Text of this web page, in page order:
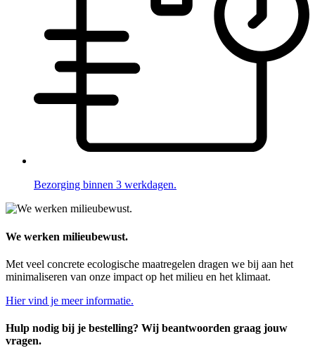
Bezorging binnen 3 werkdagen.
We werken milieubewust.
Met veel concrete ecologische maatregelen dragen we bij aan het
minimaliseren van onze impact op het milieu en het klimaat.
Hier vind je meer informatie.
Hulp nodig bij je bestelling? Wij beantwoorden graag jouw
vragen.